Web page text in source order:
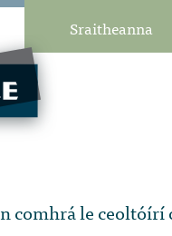
Sraitheanna
comhrá le